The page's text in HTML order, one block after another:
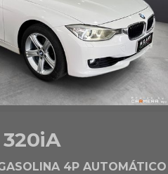
320iA
4P AUTOMÁTICO